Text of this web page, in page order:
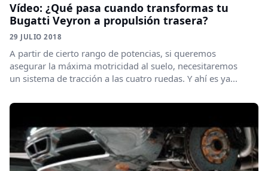
Vídeo: ¿Qué pasa cuando transformas tu
Bugatti Veyron a propulsión trasera?
29 JULIO 2018
A partir de cierto rango de potencias, si queremos
asegurar la máxima motricidad al suelo, necesitaremos
un sistema de tracción a las cuatro ruedas. Y ahí es ya...